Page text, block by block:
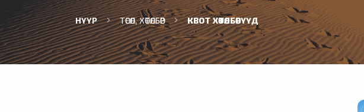
НҮҮР ТӨСӨЛ, ХӨТӨЛБӨР КВОТ ХӨТӨЛБӨРҮҮД